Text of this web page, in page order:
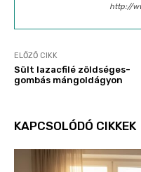
http://
ELŐZŐ CIKK
Sült lazacfilé zöldséges-
gombás mángoldágyon
KAPCSOLÓDÓ CIKKEK